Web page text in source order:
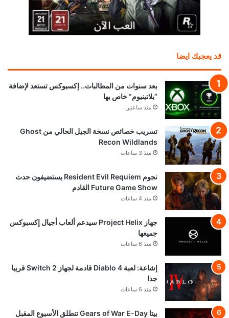
قد يعجبك ايضا
بعد سنوات من المطالبات.. إكسبوكس تستعد لإضافة
“بلاتينيوم” خاص بها
منذ ساعتين
تسريب خصائص نسخة الجيل الحالي من Ghost
Recon Wildlands
منذ 3 ساعات
نجوم Resident Evil Requiem يستضيفون حدث
Future Game Show القادم
منذ 4 ساعات
جهاز Project Helix سيدعم ألعاب أجيال إكسبوكس
جميعها
منذ 6 ساعات
إشاعة: لعبة Diablo 4 قادمة لجهاز Switch 2 قريبا
جدا
منذ 6 ساعات
بيتا Gears of War E-Day تنطلق الأسبوع المقبل